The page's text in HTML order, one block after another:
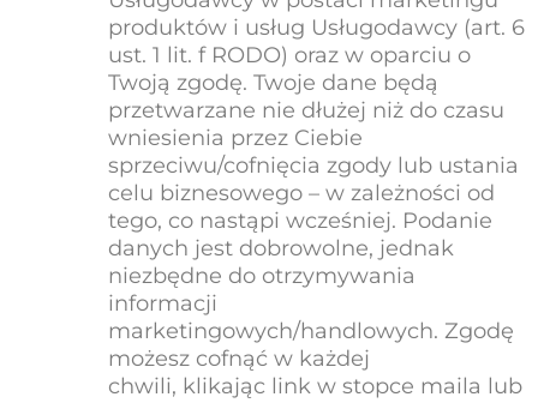
produktów i usług Usługodawcy (art. 6
ust. 1 lit. f RODO) oraz w oparciu o
Twoją zgodę. Twoje dane będą
przetwarzane nie dłużej niż do czasu
wniesienia przez Ciebie
sprzeciwu/cofnięcia zgody lub ustania
celu biznesowego – w zależności od
tego, co nastąpi wcześniej. Podanie
danych jest dobrowolne, jednak
niezbędne do otrzymywania
informacji
marketingowych/handlowych. Zgodę
możesz cofnąć w każdej
chwili, klikając link w stopce maila lub